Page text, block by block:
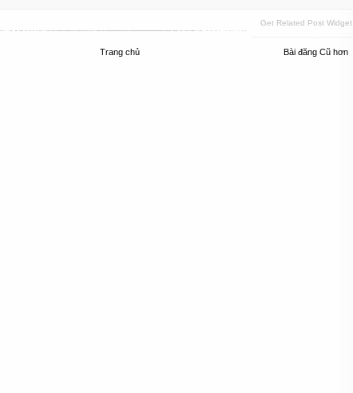
Get Related Post Widget
Bài đăng Cũ hơn
Trang chủ